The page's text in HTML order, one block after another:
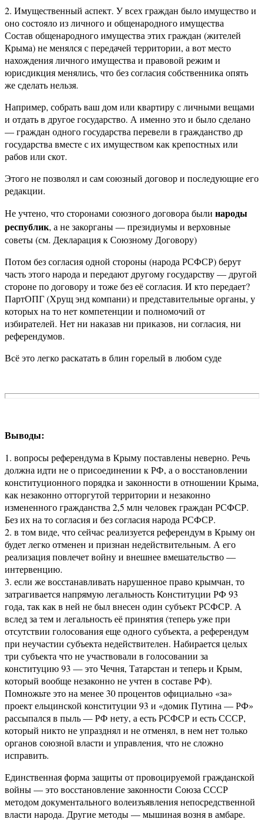
2. Имущественный аспект. У всех граждан было имущество и
оно состояло из личного и общенародного имущества
Состав общенародного имущества этих граждан (жителей
Крыма) не менялся с передачей территории, а вот место
нахождения личного имущества и правовой режим и
юрисдикция менялись, что без согласия собственника опять
же сделать нельзя.
Например, собрать ваш дом или квартиру с личными вещами
и отдать в другое государство. А именно это и было сделано
— граждан одного государства перевели в гражданство др
государства вместе с их имуществом как крепостных или
рабов или скот.
Этого не позволял и сам союзный договор и последующие его
редакции.
Не учтено, что сторонами союзного договора были народы
республик, а не закорганы — президиумы и верховные
советы (см. Декларация к Союзному Договору)
Потом без согласия одной стороны (народа РСФСР) берут
часть этого народа и передают другому государству — другой
стороне по договору и тоже без её согласия. И кто передает?
ПартОПГ (Хрущ энд компани) и представительные органы, у
которых на то нет компетенции и полномочий от
избирателей. Нет ни наказав ни приказов, ни согласия, ни
референдумов.
Всё это легко раскатать в блин горелый в любом суде
Выводы:
1. вопросы референдума в Крыму поставлены неверно. Речь
должна идти не о присоединении к РФ, а о восстановлении
конституционного порядка и законности в отношении Крыма,
как незаконно отторгутой территории и незаконно
измененного гражданства 2,5 млн человек граждан РСФСР.
Без их на то согласия и без согласия народа РСФСР.
2. в том виде, что сейчас реализуется референдум в Крыму он
будет легко отменен и признан недействительным. А его
реализация повлечет войну и внешнее вмешательство —
интервенцию.
3. если же восстанавливать нарушенное право крымчан, то
затрагивается напрямую легальность Конституции РФ 93
года, так как в ней не был внесен один субъект РСФСР. А
вслед за тем и легальность её принятия (теперь уже при
отсутствии голосования еще одного субъекта, а референдум
при неучастии субъекта недействителен. Набирается целых
три субъекта что не участвовали в голосовании за
конституцию 93 — это Чечня, Татарстан и теперь и Крым,
который вообще незаконно не учтен в составе РФ).
Помножьте это на менее 30 процентов официально «за»
проект ельцинской конституции 93 и «домик Путина — РФ»
рассыпался в пыль — РФ нету, а есть РСФСР и есть СССР,
который никто не упразднял и не отменял, в нем нет только
органов союзной власти и управления, что не сложно
исправить.
Единственная форма защиты от провоцируемой гражданской
войны — это восстановление законности Союза СССР
методом документального волеизъявления непосредственной
власти народа. Другие методы — мышиная возня в амбаре.